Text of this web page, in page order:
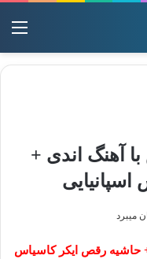
آهنگ اندی +
حاشیه رقص ایکر کاسیاس